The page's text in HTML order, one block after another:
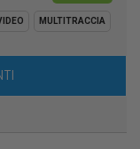
MULTITRACCIA